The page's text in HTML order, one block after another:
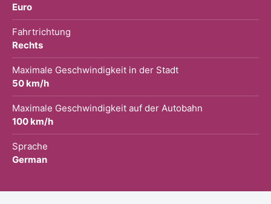
Euro
Fahrtrichtung
Rechts
Maximale Geschwindigkeit in der Stadt
50 km/h
Maximale Geschwindigkeit auf der Autobahn
100 km/h
Sprache
German